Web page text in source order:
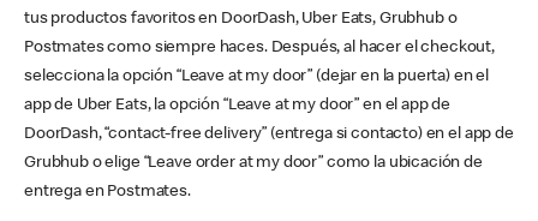
tus productos favoritos en DoorDash, Uber Eats, Grubhub o
Postmates como siempre haces. Después, al hacer el checkout,
selecciona la opción “Leave at my door” (dejar en la puerta) en el
app de Uber Eats, la opción “Leave at my door” en el app de
DoorDash, “contact-free delivery” (entrega si contacto) en el app de
Grubhub o elige “Leave order at my door” como la ubicación de
entrega en Postmates.